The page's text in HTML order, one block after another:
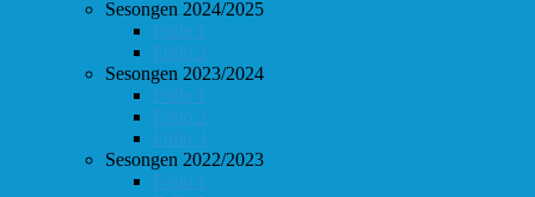
Sesongen 2024/2025
Follo 1
Follo 2
Sesongen 2023/2024
Follo 1
Follo 2
Follo 3
Sesongen 2022/2023
Follo 1